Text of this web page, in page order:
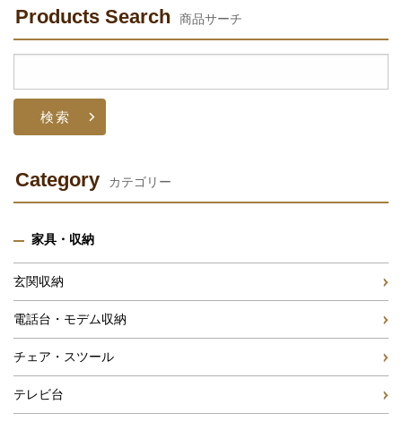
Products Search 商品サーチ
Category カテゴリー
家具・収納
玄関収納
電話台・モデム収納
チェア・スツール
テレビ台